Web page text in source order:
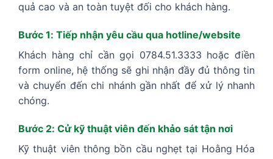
quả cao và an toàn tuyệt đối cho khách hàng.
Bước 1: Tiếp nhận yêu cầu qua hotline/website
Khách hàng chỉ cần gọi 0784.51.3333 hoặc điền
form online, hệ thống sẽ ghi nhận đầy đủ thông tin
và chuyển đến chi nhánh gần nhất để xử lý nhanh
chóng.
Bước 2: Cử kỹ thuật viên đến khảo sát tận nơi
Kỹ thuật viên thông bồn cầu nghẹt tại Hoằng Hóa